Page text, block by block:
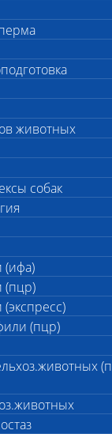
животных
собак
(ифа)
(пцр)
(пцр)
Цена, руб.
p (Время
Экзон 2
(CMSD),
(PRA-prcd),
(PRA-rcd3)